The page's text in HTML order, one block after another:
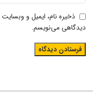
ذخیره نام، ایمیل و
دیدگاهی می‌نویسم.